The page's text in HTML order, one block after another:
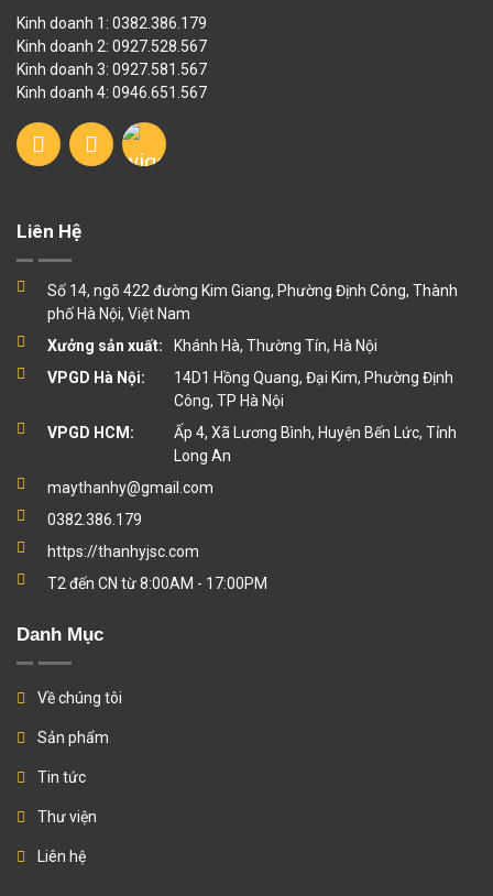
Kinh doanh 1: 0382.386.179
Kinh doanh 2: 0927.528.567
Kinh doanh 3: 0927.581.567
Kinh doanh 4: 0946.651.567
Liên Hệ
Số 14, ngõ 422 đường Kim Giang, Phường Định Công, Thành
phố Hà Nội, Việt Nam
Xưởng sản xuất:
Khánh Hà, Thường Tín, Hà Nội
VPGD Hà Nội:
14D1 Hồng Quang, Đại Kim, Phường Định
Công, TP Hà Nội
VPGD HCM:
Ấp 4, Xã Lương Bình, Huyện Bến Lức, Tỉnh
Long An
maythanhy@gmail.com
0382.386.179
https://thanhyjsc.com
T2 đến CN từ 8:00AM - 17:00PM
Danh Mục
Về chúng tôi
Sản phẩm
Tin tức
Thư viện
Liên hệ